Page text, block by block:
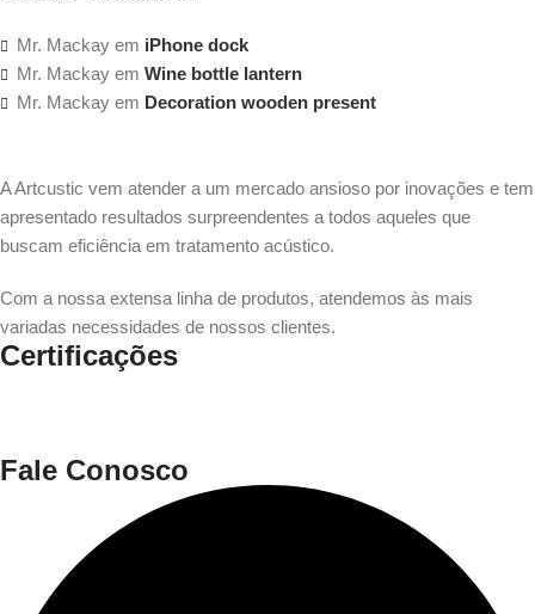
Mr. Mackay em iPhone dock
Mr. Mackay em Wine bottle lantern
Mr. Mackay em Decoration wooden present
A Artcustic vem atender a um mercado ansioso por inovações e tem
apresentado resultados surpreendentes a todos aqueles que
buscam eficiência em tratamento acústico.
Com a nossa extensa linha de produtos, atendemos às mais
variadas necessidades de nossos clientes.
Certificações
Fale Conosco